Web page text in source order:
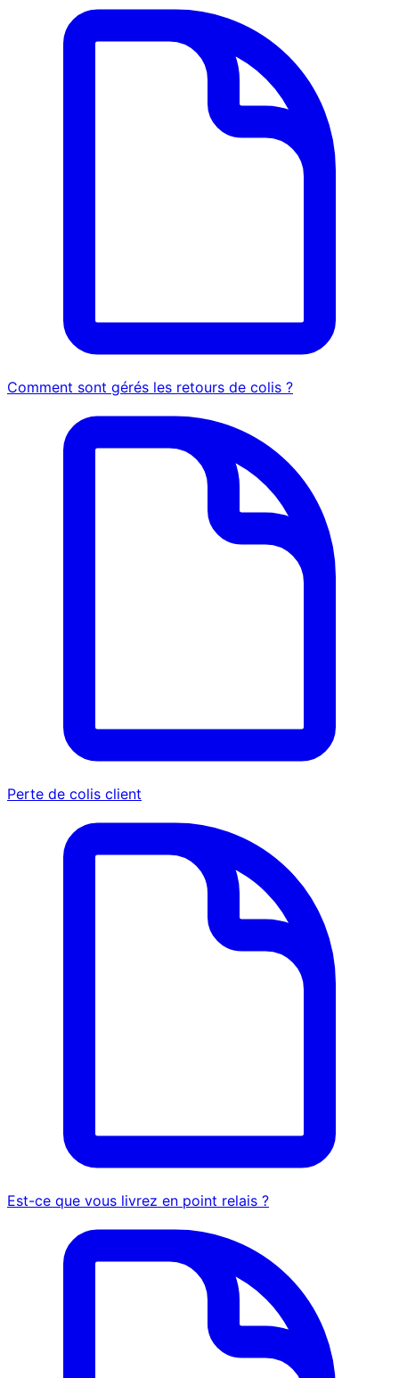
Comment sont gérés les retours de colis ?
Perte de colis client
Est-ce que vous livrez en point relais ?